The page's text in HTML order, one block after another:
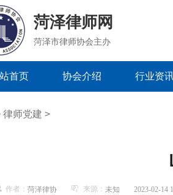
菏泽律师网
菏泽市律师协会主办
首页 协会介绍 行业资
律师党建 >
作者： 菏泽律协 来源： 未知 2023-02-14